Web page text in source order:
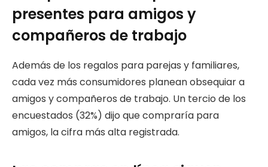
presentes para amigos y
compañeros de trabajo
Además de los regalos para parejas y familiares,
cada vez más consumidores planean obsequiar a
amigos y compañeros de trabajo. Un tercio de los
encuestados (32%) dijo que compraría para
amigos, la cifra más alta registrada.